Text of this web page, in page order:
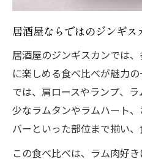
居酒屋ならではのジンギ
居酒屋のジンギスカンでは
に楽しめる食べ比べが魅力
では、肩ロースやランプ、
少なラムタンやラムハート
バーといった部位まで揃い、
この食べ比べは、ラム肉好